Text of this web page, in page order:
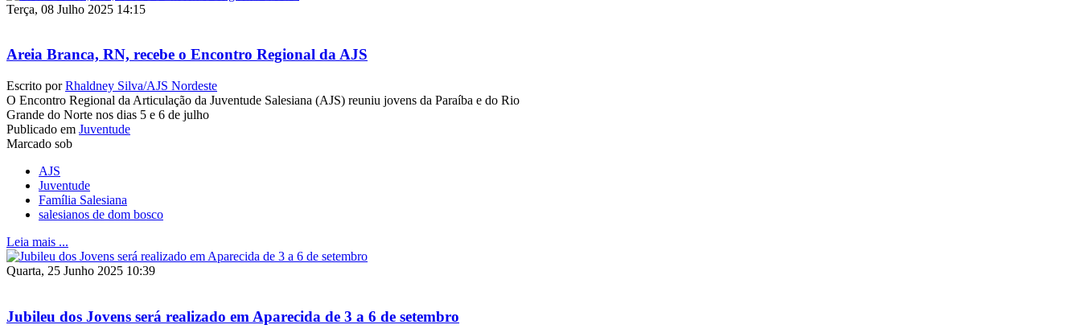
Terça, 08 Julho 2025 14:15
Areia Branca, RN, recebe o Encontro Regional da AJS
Escrito porRhaldney Silva/AJS Nordeste
O Encontro Regional da Articulação da Juventude Salesiana (AJS) reuniu jovens da Paraíba e do Rio
Grande do Norte nos dias 5 e 6 de julho
Publicado em Juventude
Marcado sob
AJS
Juventude
Família Salesiana
salesianos de dom bosco
Leia mais ...
Quarta, 25 Junho 2025 10:39
Jubileu dos Jovens será realizado em Aparecida de 3 a 6 de setembro